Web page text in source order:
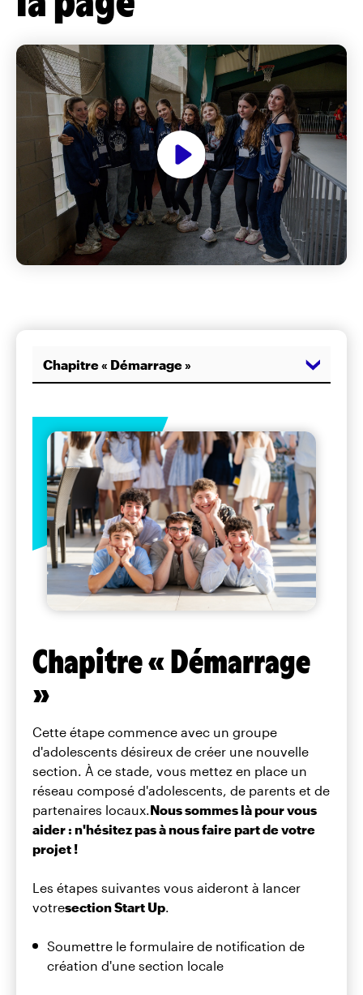
Chapitre « Démarrage »
Chapitre « Démarrage
»
Cette étape commence avec un groupe
d'adolescents désireux de créer une nouvelle
section. À ce stade, vous mettez en place un
réseau composé d'adolescents, de parents et de
partenaires locaux.Nous sommes là pour vous
aider : n'hésitez pas à nous faire part de votre
projet !
Les étapes suivantes vous aideront à lancer
votresection Start Up.
Soumettre le formulaire de notification de
création d'une section locale